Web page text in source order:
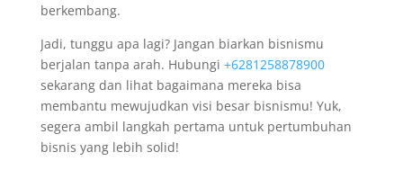
berkembang.
Jadi, tunggu apa lagi? Jangan biarkan bisnismu
berjalan tanpa arah. Hubungi +6281258878900
sekarang dan lihat bagaimana mereka bisa
membantu mewujudkan visi besar bisnismu! Yuk,
segera ambil langkah pertama untuk pertumbuhan
bisnis yang lebih solid!